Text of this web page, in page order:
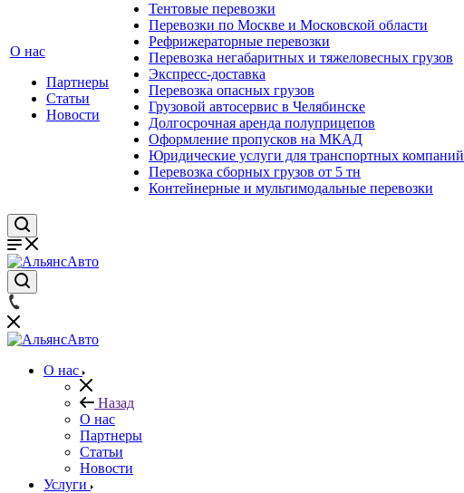
О нас
Партнеры
Статьи
Новости
Тентовые перевозки
Перевозки по Москве и Московской области
Рефрижераторные перевозки
Перевозка негабаритных и тяжеловесных грузов
Экспресс-доставка
Перевозка опасных грузов
Грузовой автосервис в Челябинске
Долгосрочная аренда полуприцепов
Оформление пропусков на МКАД
Юридические услуги для транспортных компаний
Перевозка сборных грузов от 5 тн
Контейнерные и мультимодальные перевозки
О нас
Назад
О нас
Партнеры
Статьи
Новости
Услуги